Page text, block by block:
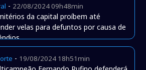
- 22/08/2024 09h48min
da capital proíbem até
velas para defuntos por causa de
- 19/08/2024 18h51min